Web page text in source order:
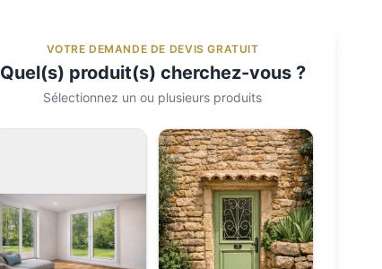
VOTRE DEMANDE DE DEVIS GRATUIT
Quel(s) produit(s) cherchez-vous ?
Sélectionnez un ou plusieurs produits